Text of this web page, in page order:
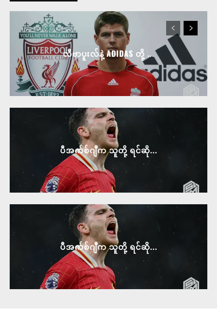
လီဗာပူးလ်နဲ့ ADIDAS တို့ ...
ပီအက်စ်ဂျီက သူတို့ ရင်ဆို...
ပီအက်စ်ဂျီက သူတို့ ရင်ဆို...